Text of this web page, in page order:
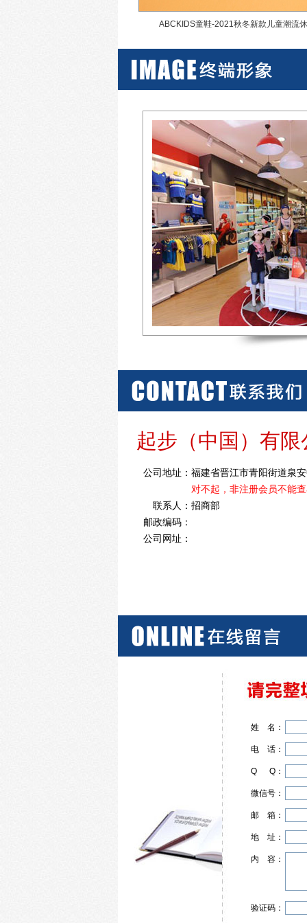
ABCKIDS童鞋-2021秋冬新款儿童潮流
起步（中国）有限
公司地址： 福建省晋江市青阳街道泉
对不起，非注册会员不能
联系人： 招商部
邮政编码：
公司网址：
姓 名 ：
电 话 ：
Q Q ：
微信号：
邮 箱 ：
地 址 ：
内 容 ：
验证码：